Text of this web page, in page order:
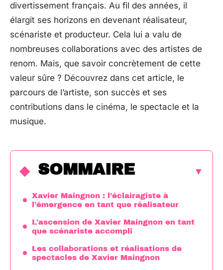
divertissement français. Au fil des années, il
élargit ses horizons en devenant réalisateur,
scénariste et producteur. Cela lui a valu de
nombreuses collaborations avec des artistes de
renom. Mais, que savoir concrètement de cette
valeur sûre ? Découvrez dans cet article, le
parcours de l’artiste, son succès et ses
contributions dans le cinéma, le spectacle et la
musique.
SOMMAIRE
Xavier Maingnon : l’éclairagiste à
l’émergence en tant que réalisateur
L’ascension de Xavier Maingnon en tant
que scénariste accompli
Les collaborations et réalisations de
spectacles de Xavier Maingnon